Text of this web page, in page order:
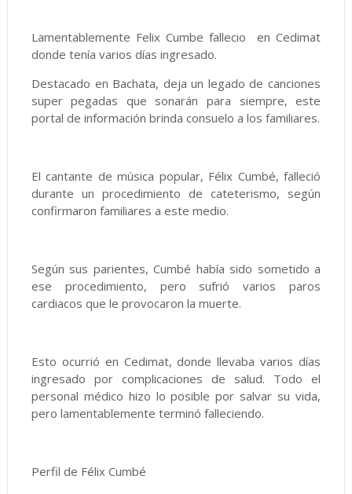
Lamentablemente Felix Cumbe fallecio en Cedimat
donde tenía varios días ingresado.
Destacado en Bachata, deja un legado de canciones
super pegadas que sonarán para siempre, este
portal de información brinda consuelo a los familiares.
El cantante de música popular, Félix Cumbé, falleció
durante un procedimiento de cateterismo, según
confirmaron familiares a este medio.
Según sus parientes, Cumbé había sido sometido a
ese procedimiento, pero sufrió varios paros
cardiacos que le provocaron la muerte.
Esto ocurrió en Cedimat, donde llevaba varios días
ingresado por complicaciones de salud. Todo el
personal médico hizo lo posible por salvar su vida,
pero lamentablemente terminó falleciendo.
Perfil de Félix Cumbé